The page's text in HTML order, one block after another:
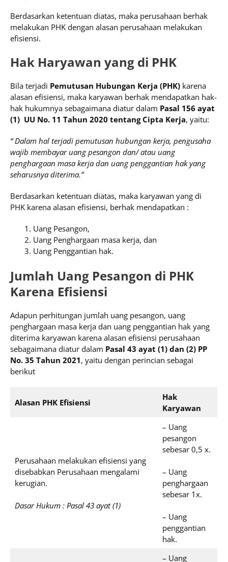
Berdasarkan ketentuan diatas, maka perusahaan berhak
melakukan PHK dengan alasan perusahaan melakukan
efisiensi.
Hak Haryawan yang di PHK
Bila terjadi Pemutusan Hubungan Kerja (PHK) karena
alasan efisiensi, maka karyawan berhak mendapatkan hak-
hak hukumnya sebagaimana diatur dalam Pasal 156 ayat
(1) UU No. 11 Tahun 2020 tentang Cipta Kerja, yaitu:
“ Dalam hal terjadi pemutusan hubungan kerja, pengusaha
wajib membayar uang pesangon dan/ atau uang
penghargaan masa kerja dan uang penggantian hak yang
seharusnya diterima.”
Berdasarkan ketentuan diatas, maka karyawan yang di
PHK karena alasan efisiensi, berhak mendapatkan :
Uang Pesangon,
Uang Penghargaan masa kerja, dan
Uang Penggantian hak.
Jumlah Uang Pesangon di PHK
Karena Efisiensi
Adapun perhitungan jumlah uang pesangon, uang
penghargaan masa kerja dan uang penggantian hak yang
diterima karyawan karena alasan efisiensi perusahaan
sebagaimana diatur dalam Pasal 43 ayat (1) dan (2) PP
No. 35 Tahun 2021, yaitu dengan perincian sebagai
berikut
Alasan PHK Efisiensi
Hak
Karyawan
Perusahaan melakukan efisiensi yang
disebabkan Perusahaan mengalami
kerugian.
Dasar Hukum : Pasal 43 ayat (1)
– Uang
pesangon
sebesar 0,5 x.
– Uang
penghargaan
sebesar 1x.
– Uang
penggantian
hak.
– Uang